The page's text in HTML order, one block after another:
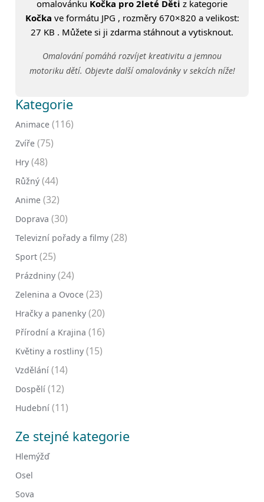
omalovánku Kočka pro 2leté Děti z kategorie
Kočka ve formátu JPG , rozměry 670×820 a velikost:
27 KB . Můžete si ji zdarma stáhnout a vytisknout.
Omalování pomáhá rozvíjet kreativitu a jemnou
motoriku dětí. Objevte další omalovánky v sekcích níže!
Kategorie
Animace (116)
Zvíře (75)
Hry (48)
Růžný (44)
Anime (32)
Doprava (30)
Televizní pořady a filmy (28)
Sport (25)
Prázdniny (24)
Zelenina a Ovoce (23)
Hračky a panenky (20)
Přírodní a Krajina (16)
Květiny a rostliny (15)
Vzdělání (14)
Dospělí (12)
Hudební (11)
Ze stejné kategorie
Hlemýžď
Osel
Sova